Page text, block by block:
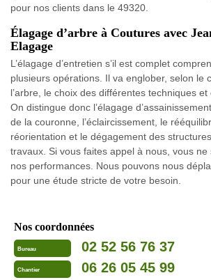
pour nos clients dans le 49320.
Élagage d’arbre à Coutures avec
Elagage
L’élagage d’entretien s’il est complet
plusieurs opérations. Il va englober, selon le
l’arbre, le choix des différentes techniques
On distingue donc l’élagage
de la couronne, l’éclaircissement, le
réorientation et le dégagement des
travaux. Si vous faites appel à nous, vous ne
nos performances. Nous pouvons nous
pour une étude stricte de votre besoin.
Nos coordonnées
Bureau 02 52 56 76 37
Chantier 06 26 05 45 99